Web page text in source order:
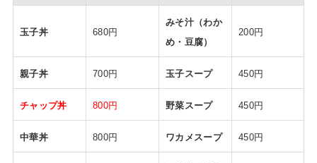
玉子丼 680円
みそ汁（わか
め・豆腐）
200円
親子丼 700円 玉子スープ 450円
チャップ丼 800円 野菜スープ 450円
中華丼 800円 ワカメスープ 450円